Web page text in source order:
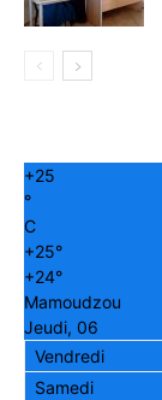
+25
°
C
+25°
+24°
Mamoudzou
Jeudi, 06
Vendredi
Samedi